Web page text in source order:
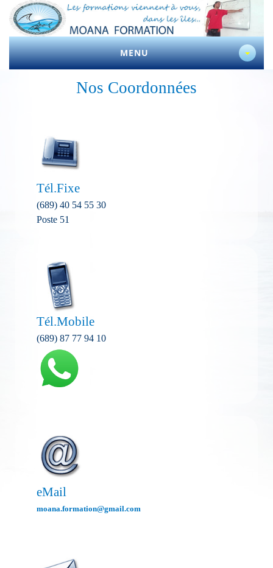
MENU
Nos Coordonnées
Tél.Fixe
(689) 40 54 55 30
Poste 51
Tél.Mobile
(689) 87 77 94 10
eMail
moana.formation@gmail.com